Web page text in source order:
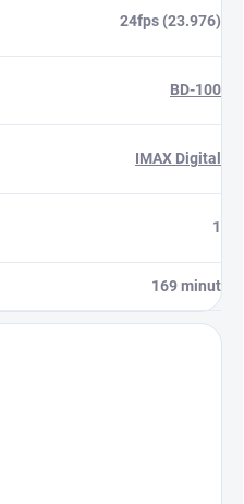
24fps (23.976)
BD-100
IMAX Digital
1
169 minut